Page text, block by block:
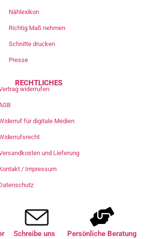
Nählexikon
Richtig Maß nehmen
Schnitte drucken
Presse
RECHTLICHES
widerrufen
für digitale Medien
und Lieferung
/ Impressum
Schreibe uns Persönliche Beratung